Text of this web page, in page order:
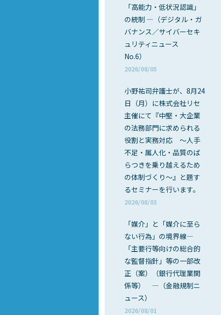
「高能力・低状況認識」
の統制 ―（デジタル・ガ
バナンス／サイバーセキ
ュリティニュース
No.6）
2026/08/05
小野祐司弁護士が、8月24
日（月）に株式会社リセ
主催にて『中堅・大企業
の法務部門に求められる
役割と実務対応 ～人手
不足・属人化・品質のば
らつきを乗り越えるため
の体制づくり～』と題す
るセミナーを行います。
2026/08/03
「媒介」と「媒介に至ら
ない行為」の境界線―
「主要行等向けの総合的
な監督指針」等の一部改
正（案）（銀行代理業関
係等） ―（金融規制ニ
ュース）
2026/08/01